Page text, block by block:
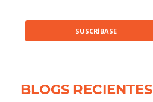
BLOGS RECIENTES